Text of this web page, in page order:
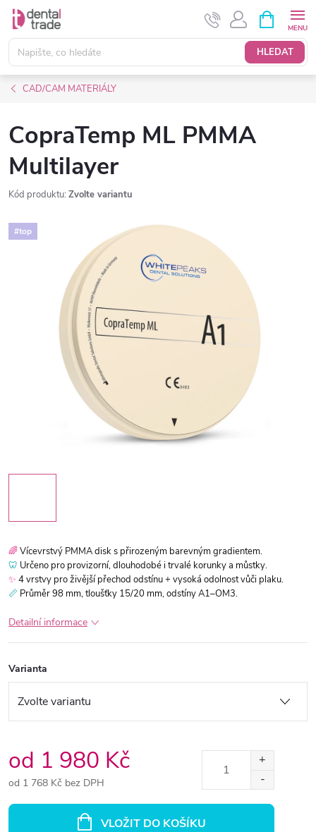
Přejít
obsah
HLEDAT
NÁKUPNÍ
KOŠÍK
CAD/CAM MATERIÁLY
CopraTemp ML PMMA
Multilayer
Kód produktu: Zvolte variantu
#top
🌈Vícevrstvý PMMA disk s přirozeným barevným gradientem.
🦷 Určeno pro provizorní, dlouhodobé i trvalé korunky a můstky.
✨ 4 vrstvy pro živější přechod odstínu + vysoká odolnost vůči plaku.
📏 Průměr 98 mm, tloušťky 15/20 mm, odstíny A1–OM3.
Detailní informace
Varianta
od 1 980 Kč
od 1 768 Kč bez DPH
VLOŽIT DO KOŠÍKU